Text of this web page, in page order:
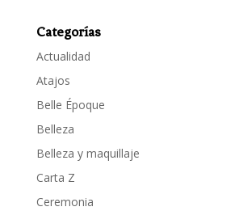
Categorías
Actualidad
Atajos
Belle Époque
Belleza
Belleza y maquillaje
Carta Z
Ceremonia